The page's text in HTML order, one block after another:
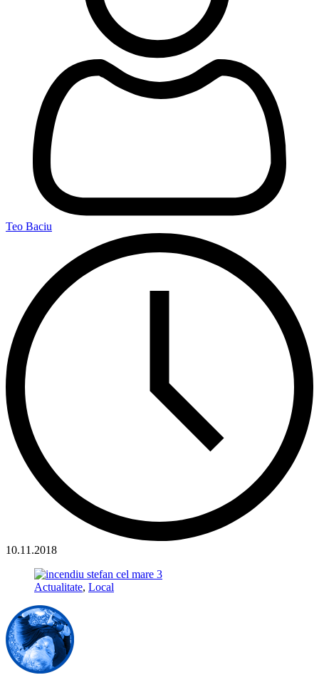
Teo Baciu
10.11.2018
Actualitate, Local